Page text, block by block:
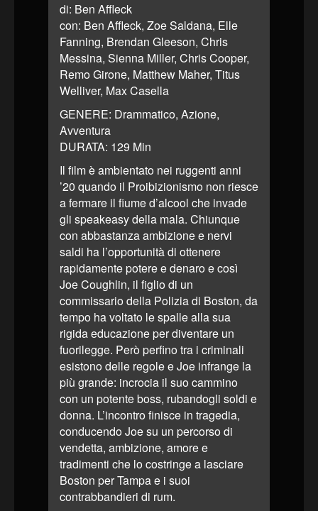
di: Ben Affleck
con: Ben Affleck, Zoe Saldana, Elle
Fanning, Brendan Gleeson, Chris
Messina, Sienna Miller, Chris Cooper,
Remo Girone, Matthew Maher, Titus
Welliver, Max Casella
GENERE: Drammatico, Azione,
Avventura
DURATA: 129 Min
Il film è ambientato nei ruggenti anni
’20 quando il Proibizionismo non riesce
a fermare il fiume d’alcool che invade
gli speakeasy della mala. Chiunque
con abbastanza ambizione e nervi
saldi ha l’opportunità di ottenere
rapidamente potere e denaro e così
Joe Coughlin, il figlio di un
commissario della Polizia di Boston, da
tempo ha voltato le spalle alla sua
rigida educazione per diventare un
fuorilegge. Però perfino tra i criminali
esistono delle regole e Joe infrange la
più grande: incrocia il suo cammino
con un potente boss, rubandogli soldi e
donna. L’incontro finisce in tragedia,
conducendo Joe su un percorso di
vendetta, ambizione, amore e
tradimenti che lo costringe a lasciare
Boston per Tampa e i suoi
contrabbandieri di rum.